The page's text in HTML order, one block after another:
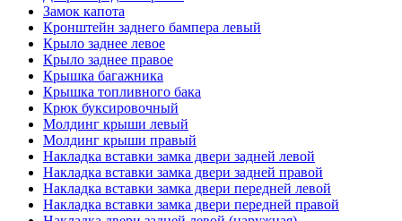
Замок капота
Кронштейн заднего бампера левый
Крыло заднее левое
Крыло заднее правое
Крышка багажника
Крышка топливного бака
Крюк буксировочный
Молдинг крыши левый
Молдинг крыши правый
Накладка вставки замка двери задней левой
Накладка вставки замка двери задней правой
Накладка вставки замка двери передней левой
Накладка вставки замка двери передней правой